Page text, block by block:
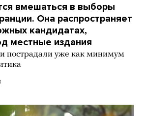
вмешаться в выборы
Она распространяет
кандидатах,
местные издания
пострадали уже как минимум